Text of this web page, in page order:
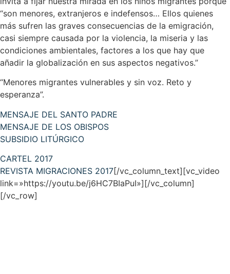
“son menores, extranjeros e indefensos… Ellos quienes
más sufren las graves consecuencias de la emigración,
casi siempre causada por la violencia, la miseria y las
condiciones ambientales, factores a los que hay que
añadir la globalización en sus aspectos negativos.”
“Menores migrantes vulnerables y sin voz. Reto y
esperanza”.
MENSAJE DEL SANTO PADRE
MENSAJE DE LOS OBISPOS
SUBSIDIO LITÚRGICO
CARTEL 2017
REVISTA MIGRACIONES 2017[/vc_column_text][vc_video
link=»https://youtu.be/j6HC7BIaPuI»][/vc_column]
[/vc_row]